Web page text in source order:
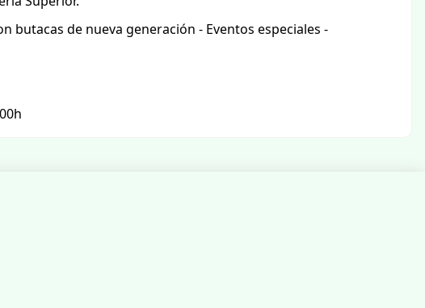
butacas de nueva generación - Eventos especiales -